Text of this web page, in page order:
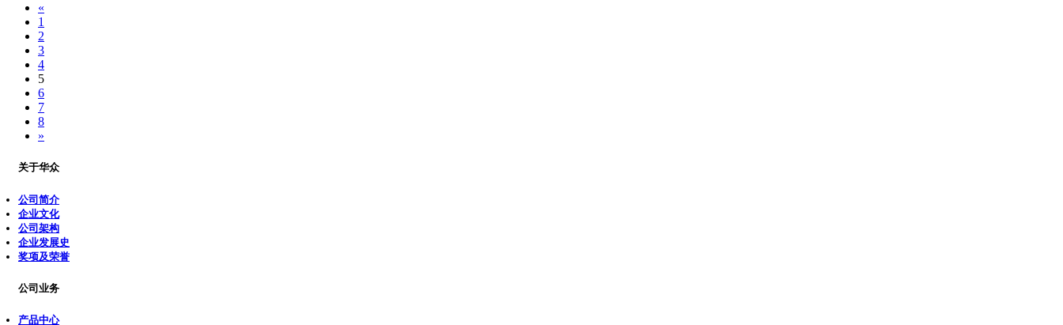
«
1
2
3
4
5
6
7
8
»
关于华众
公司简介
企业文化
公司架构
企业发展史
奖项及荣誉
公司业务
产品中心